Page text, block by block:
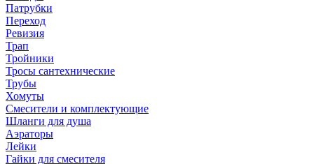
Патрубки
Переход
Ревизия
Трап
Тройники
Тросы сантехнические
Трубы
Хомуты
Смесители и комплектующие
Шланги для душа
Аэраторы
Лейки
Гайки для смесителя